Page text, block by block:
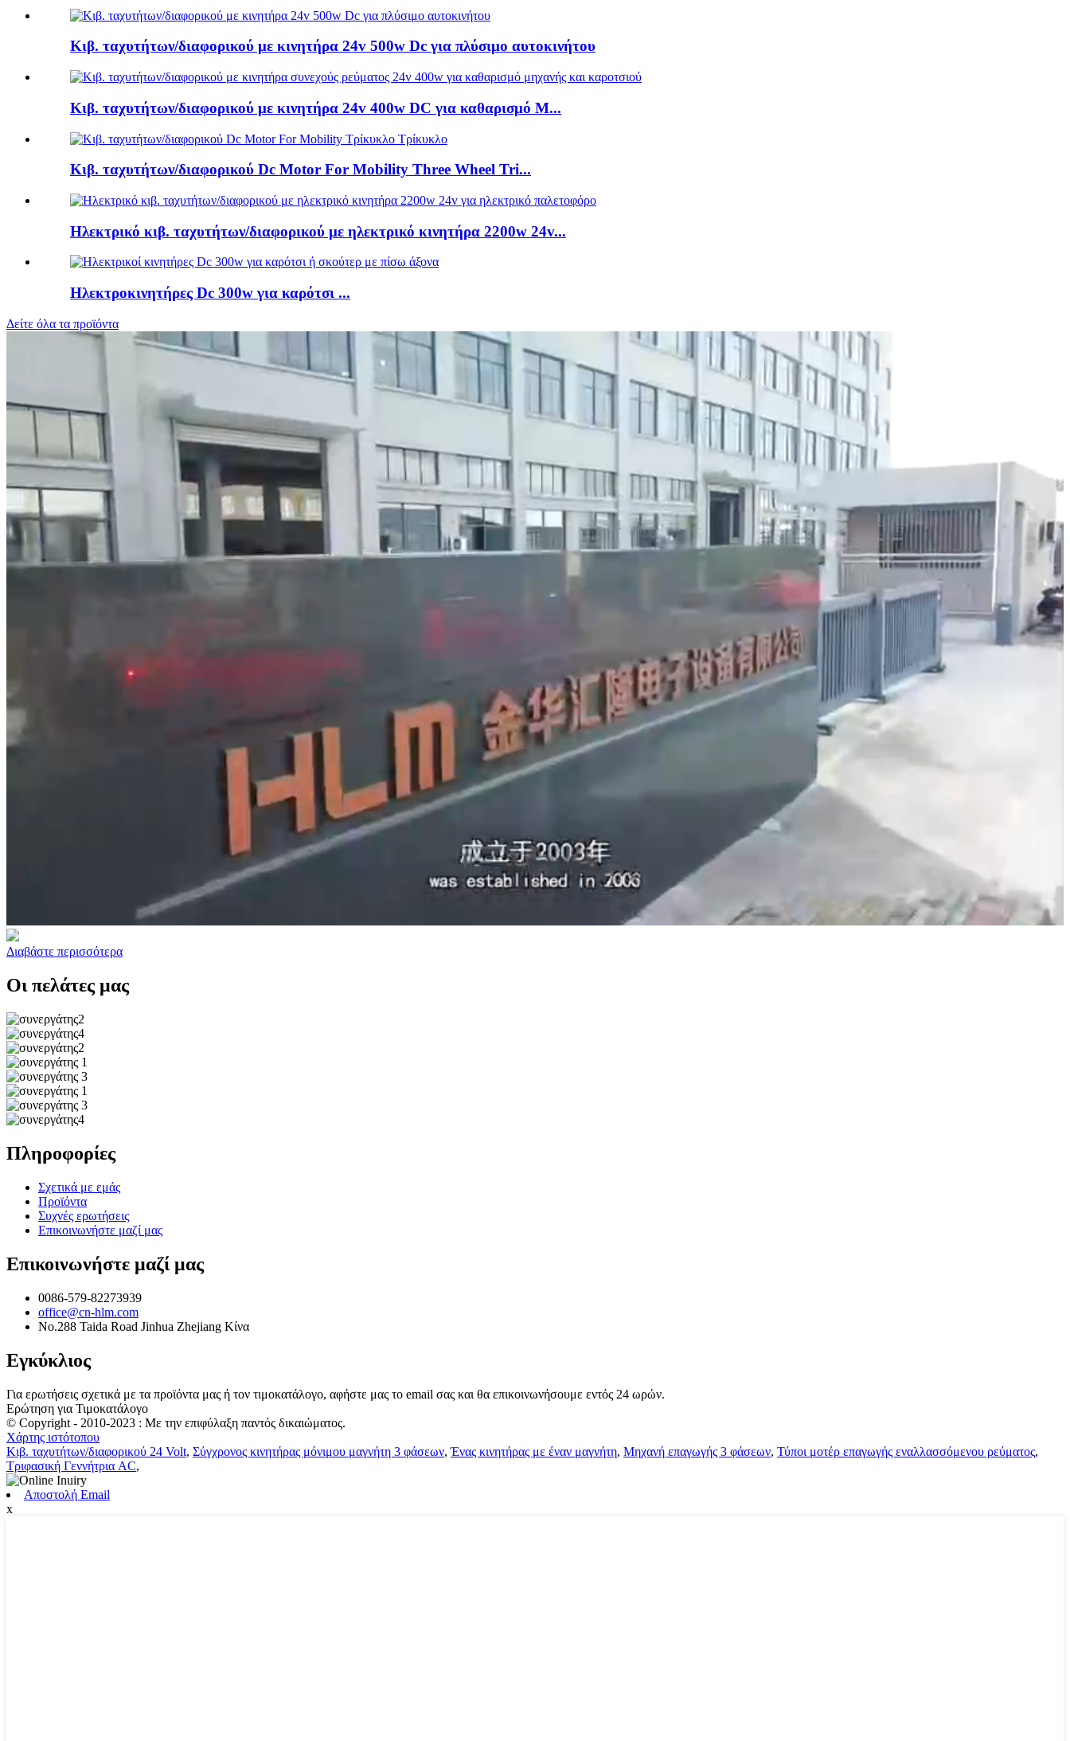
Κιβ. ταχυτήτων/διαφορικού με κινητήρα 24v 500w Dc για πλύσιμο αυτοκινήτου
Κιβ. ταχυτήτων/διαφορικού με κινητήρα 24v 400w DC για καθαρισμό M...
Κιβ. ταχυτήτων/διαφορικού Dc Motor For Mobility Three Wheel Tri...
Ηλεκτρικό κιβ. ταχυτήτων/διαφορικού με ηλεκτρικό κινητήρα 2200w 24v...
Ηλεκτροκινητήρες Dc 300w για καρότσι ...
Δείτε όλα τα προϊόντα
Διαβάστε περισσότερα
Οι πελάτες μας
Πληροφορίες
Σχετικά με εμάς
Προϊόντα
Συχνές ερωτήσεις
Επικοινωνήστε μαζί μας
Επικοινωνήστε μαζί μας
0086-579-82273939
office@cn-hlm.com
No.288 Taida Road Jinhua Zhejiang Κίνα
Εγκύκλιος
Για ερωτήσεις σχετικά με τα προϊόντα μας ή τον τιμοκατάλογο, αφήστε μας το email σας και θα επικοινωνήσουμε εντός 24 ωρών.
Ερώτηση για Τιμοκατάλογο
© Copyright - 2010-2023 : Με την επιφύλαξη παντός δικαιώματος.
Χάρτης ιστότοπου
Κιβ. ταχυτήτων/διαφορικού 24 Volt, Σύγχρονος κινητήρας μόνιμου μαγνήτη 3 φάσεων,Ένας κινητήρας με έναν μαγνήτη, Μηχανή επαγωγής 3 φάσεων, Τύποι μοτέρ επαγωγής εναλλασσόμενου ρεύματος,
Τριφασική Γεννήτρια AC,
Αποστολή Email
x